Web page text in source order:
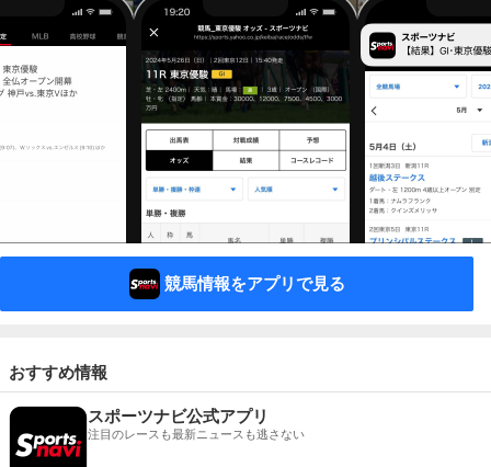
競馬情報をアプリで見る
おすすめ情報
スポーツナビ公式アプリ
注目のレースも最新ニュースも逃さない